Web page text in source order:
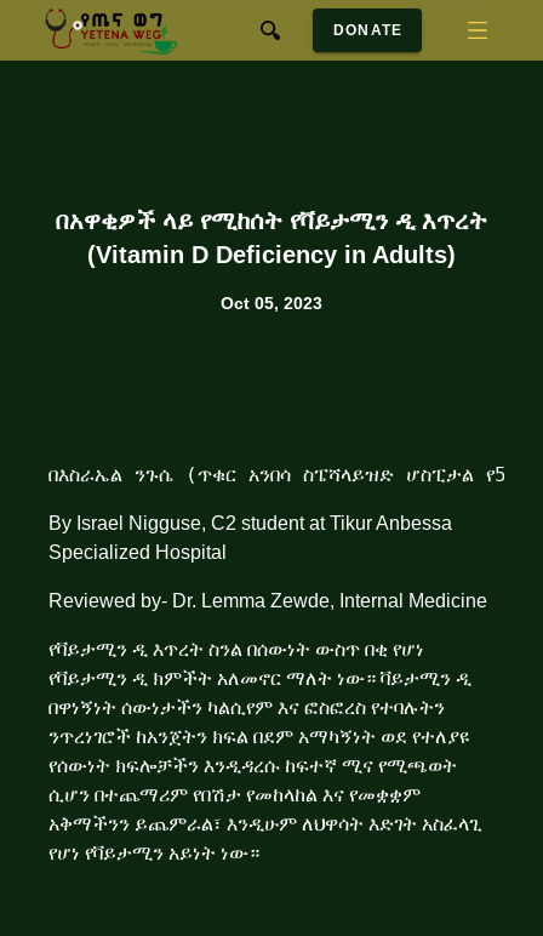
DONATE
በአዋቂዎች ላይ የሚከሰት የቫይታሚን ዲ እጥረት
(Vitamin D Deficiency in Adults)
Oct 05, 2023
በእስራኤል ንጉሴ (ጥቁር አንበሳ ስፔሻላይዝድ ሆስፒታል የ5ኛ
By Israel Nigguse, C2 student at Tikur Anbessa
Specialized Hospital
Reviewed by- Dr. Lemma Zewde, Internal Medicine
የቫይታሚን ዲ እጥረት ስንል በሰውነት ውስጥ በቂ የሆነ
የቫይታሚን ዲ ክምችት አለመኖር ማለት ነው። ቫይታሚን ዲ
በዋነኝነት ሰውነታችን ካልሲየም እና ፎስፎረስ የተባሉትን
ንጥረነገሮች ከአንጀትን ክፍል በደም አማካኝነት ወደ የተለያዩ
የሰውነት ክፍሎቻችን እንዲዳረሱ ከፍተኛ ሚና የሚጫወት
ሲሆን በተጨማሪም የበሽታ የመከላከል እና የመቋቋም
አቅማችንን ይጨምራል፣ እንዲሁም ለህዋሳት እድገት አስፈላጊ
የሆነ የቫይታሚን አይነት ነው።